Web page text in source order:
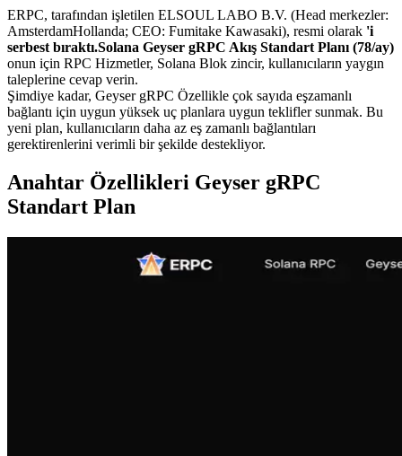
ERPC, tarafından işletilen ELSOUL LABO B.V. (Head merkezler:
AmsterdamHollanda; CEO: Fumitake Kawasaki), resmi olarak 'i
serbest bıraktı.Solana Geyser gRPC Akış Standart Planı (78/ay)
onun için RPC Hizmetler, Solana Blok zincir, kullanıcıların yaygın
taleplerine cevap verin.
Şimdiye kadar, Geyser gRPC Özellikle çok sayıda eşzamanlı
bağlantı için uygun yüksek uç planlara uygun teklifler sunmak. Bu
yeni plan, kullanıcıların daha az eş zamanlı bağlantıları
gerektirenlerini verimli bir şekilde destekliyor.
Anahtar Özellikleri Geyser gRPC
Standart Plan